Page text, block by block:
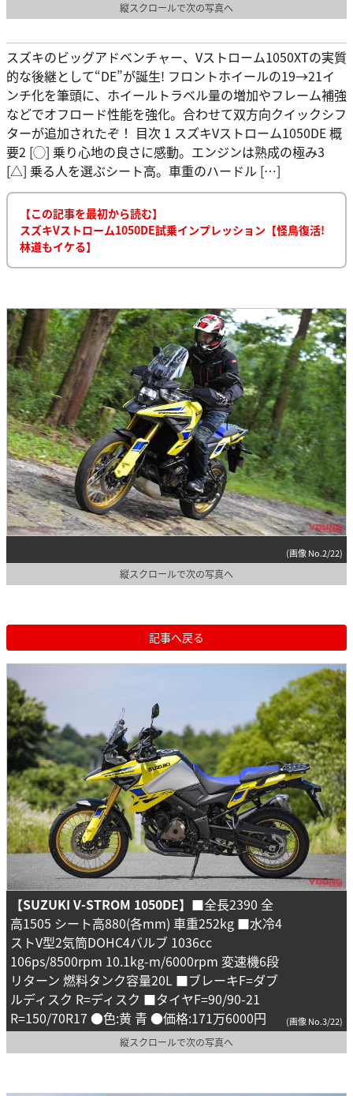
縦スクロールで次の写真へ
スズキのビッグアドベンチャー、Vストローム1050XTの実質
的な後継として“DE”が誕生! フロントホイールの19→21イ
ンチ化を筆頭に、ホイールトラベル量の増加やフレーム補強
などでオフロード性能を強化。合わせて双方向クイックシフ
ターが追加されたぞ！ 目次 1 スズキVストローム1050DE 概
要2 [◯] 乗り心地の良さに感動。エンジンは熟成の極み3
[△] 乗る人を選ぶシート高。車重のハードル […]
【この記事を最初から読む】
スズキVストローム1050DE試乗インプレッション【怪鳥復活!
林道もイケる】
(画像 No.2/22)
縦スクロールで次の写真へ
記事へ戻る
【SUZUKI V-STROM 1050DE】 ■全長2390 全
高1505 シート高880(各mm) 車重252kg ■水冷4
ストV型2気筒DOHC4バルブ 1036cc
106ps/8500rpm 10.1kg-m/6000rpm 変速機6段
リターン 燃料タンク容量20L ■ブレーキF=ダブ
ルディスク R=ディスク ■タイヤF=90/90-21
R=150/70R17 ●色:黄 青 ●価格:171万6000円
(画像 No.3/22)
縦スクロールで次の写真へ